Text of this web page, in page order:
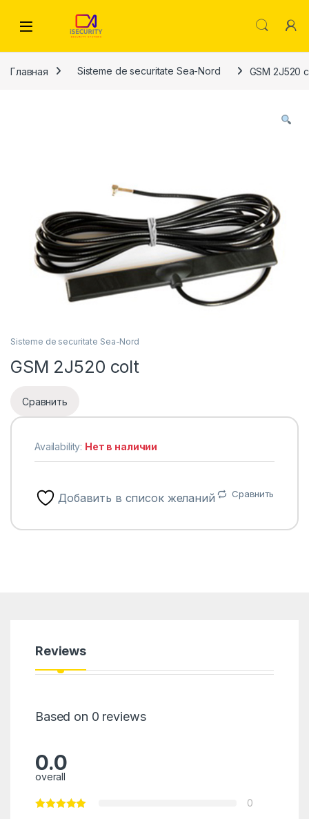
Главная Sisteme de securitate Sea-Nord GSM 2J520
Sisteme de securitate Sea-Nord
GSM 2J520 colt
Сравнить
Availability: Нет в наличии
Добавить в список желаний Сравнить
Reviews
Based on 0 reviews
0.0
overall
0